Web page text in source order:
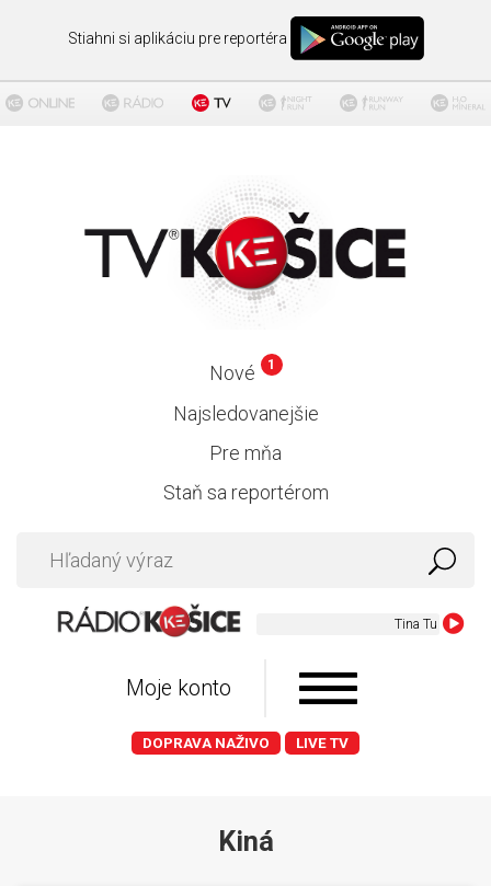
Stiahni si aplikáciu pre reportéra
Nové 1
Najsledovanejšie
Pre mňa
Staň sa reportérom
Tina Turner -
Moje konto
DOPRAVA NAŽIVO LIVE TV
Kiná